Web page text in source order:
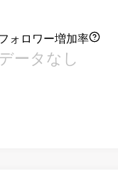
ォロワー増加率
ータなし